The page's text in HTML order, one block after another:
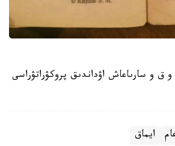
و ق و سارىاعاش اۋداندىق پروكۋراتۋراسى
ايماق